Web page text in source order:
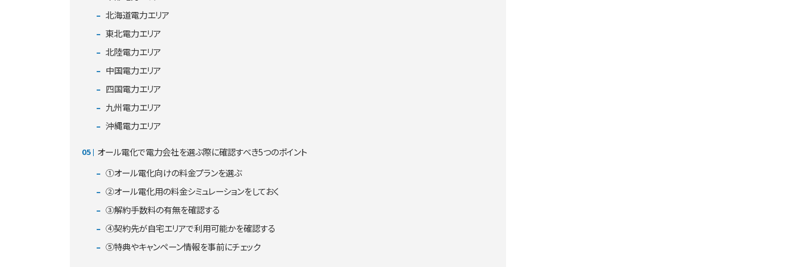
北海道電力エリア
東北電力エリア
北陸電力エリア
中国電力エリア
四国電力エリア
九州電力エリア
沖縄電力エリア
オール電化で電力会社を選ぶ際に確認すべき5つのポイント
①オール電化向けの料金プランを選ぶ
②オール電化用の料金シミュレーションをしておく
③解約手数料の有無を確認する
④契約先が自宅エリアで利用可能かを確認する
⑤特典やキャンペーン情報を事前にチェック